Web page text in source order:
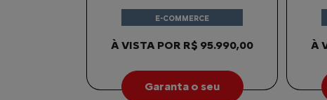
À VISTA POR R$ 95.990,00
E-COMMERCE
Garanta o seu
À